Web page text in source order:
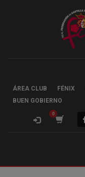
ÁREA CLUB FÉNIX
BUEN GOBIERNO